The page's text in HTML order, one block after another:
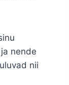
nende
nii